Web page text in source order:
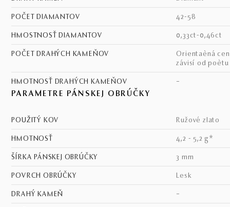
POČET DIAMANTOV 42-58
HMOSTNOSŤ DIAMANTOV 0,33ct-0,46ct
POČET DRAHÝCH KAMEŇOV
Orientaèná cena - cena
závisí od
HMOTNOSŤ DRAHÝCH KAMEŇOV –
PARAMETRE PÁNSKEJ OBRÚČKY
POUŽITÝ KOV ružové zlato
HMOTNOSŤ 4,2 - 5,2 g*
ŠÍRKA PÁNSKEJ OBRÚČKY 3 mm
POVRCH OBRÚČKY lesk
DRAHÝ KAMEŇ –